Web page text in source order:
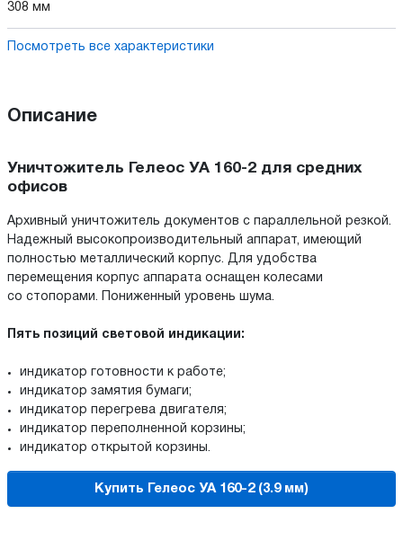
308 мм
Посмотреть все характеристики
Описание
Уничтожитель Гелеос УА 160-2 для средних
офисов
Архивный уничтожитель документов с параллельной резкой.
Надежный высокопроизводительный аппарат, имеющий
полностью металлический корпус. Для удобства
перемещения корпус аппарата оснащен колесами
со стопорами. Пониженный уровень шума.
Пять позиций световой индикации:
индикатор готовности к работе;
индикатор замятия бумаги;
индикатор перегрева двигателя;
индикатор переполненной корзины;
индикатор открытой корзины.
Купить Гелеос УА 160-2 (3.9 мм)